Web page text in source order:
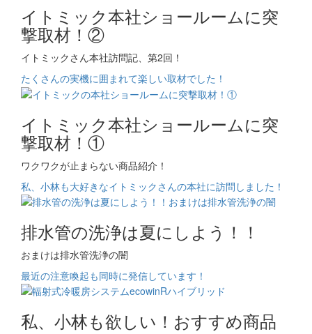
イトミック本社ショールームに突
撃取材！②
イトミックさん本社訪問記、第2回！
たくさんの実機に囲まれて楽しい取材でした！
イトミック本社ショールームに突
撃取材！①
ワクワクが止まらない商品紹介！
私、小林も大好きなイトミックさんの本社に訪問しました！
排水管の洗浄は夏にしよう！！
おまけは排水管洗浄の闇
最近の注意喚起も同時に発信しています！
私、小林も欲しい！おすすめ商品